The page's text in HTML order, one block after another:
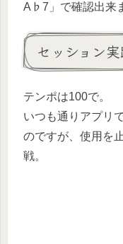
A♭7」で確認出来
セッション
テンポは100で。
いつも通りアプリ
のですが、使用を
戦。